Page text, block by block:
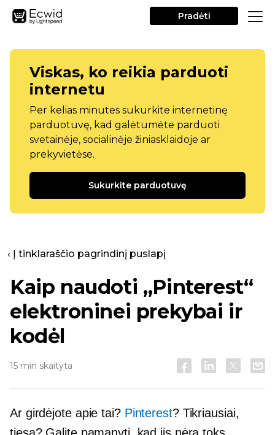
Pradėti
Viskas, ko reikia parduoti
internetu
Per kelias minutes sukurkite internetinę
parduotuvę, kad galėtumėte parduoti
svetainėje, socialinėje žiniasklaidoje ar
prekyvietėse.
Sukurkite parduotuvę
‹ Į tinklaraščio pagrindinį puslapį
Kaip naudoti „Pinterest“
elektroninei prekybai ir
kodėl
15 min skaityta
Ar girdėjote apie tai? Pinterest? Tikriausiai,